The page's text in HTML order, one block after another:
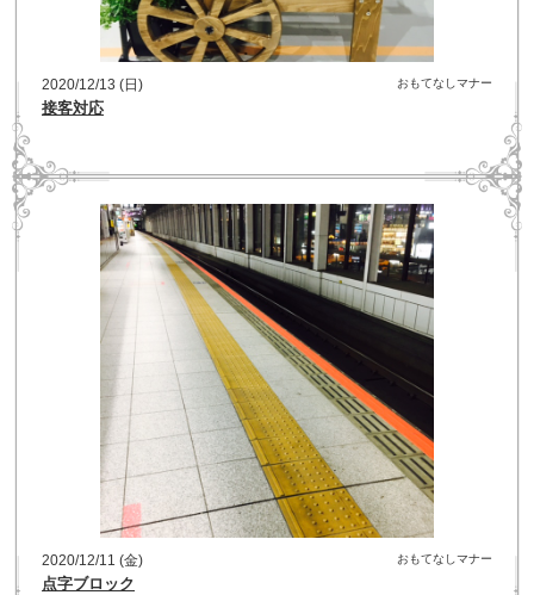
2020/12/13 (日) おもてなしマナー
接客対応
2020/12/11 (金) おもてなしマナー
点字ブロック